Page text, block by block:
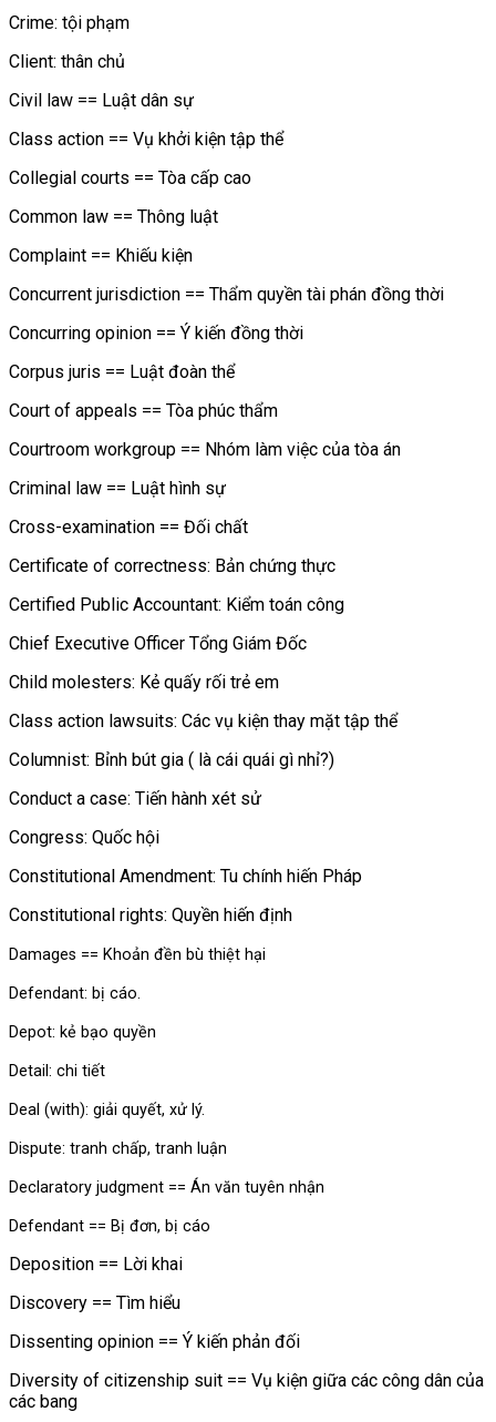
Crime: tội phạm
Client: thân chủ
Civil law == Luật dân sự
Class action == Vụ khởi kiện tập thể
Collegial courts == Tòa cấp cao
Common law == Thông luật
Complaint == Khiếu kiện
Concurrent jurisdiction == Thẩm quyền tài phán đồng thời
Concurring opinion == Ý kiến đồng thời
Corpus juris == Luật đoàn thể
Court of appeals == Tòa phúc thẩm
Courtroom workgroup == Nhóm làm việc của tòa án
Criminal law == Luật hình sự
Cross-examination == Đối chất
Certificate of correctness: Bản chứng thực
Certified Public Accountant: Kiểm toán công
Chief Executive Officer Tổng Giám Đốc
Child molesters: Kẻ quấy rối trẻ em
Class action lawsuits: Các vụ kiện thay mặt tập thể
Columnist: Bỉnh bút gia ( là cái quái gì nhỉ?)
Conduct a case: Tiến hành xét sử
Congress: Quốc hội
Constitutional Amendment: Tu chính hiến Pháp
Constitutional rights: Quyền hiến định
Damages == Khoản đền bù thiệt hại
Defendant: bị cáo.
Depot: kẻ bạo quyền
Detail: chi tiết
Deal (with): giải quyết, xử lý.
Dispute: tranh chấp, tranh luận
Declaratory judgment == Án văn tuyên nhận
Defendant == Bị đơn, bị cáo
Deposition == Lời khai
Discovery == Tìm hiểu
Dissenting opinion == Ý kiến phản đối
Diversity of citizenship suit == Vụ kiện giữa các công dân của
các bang